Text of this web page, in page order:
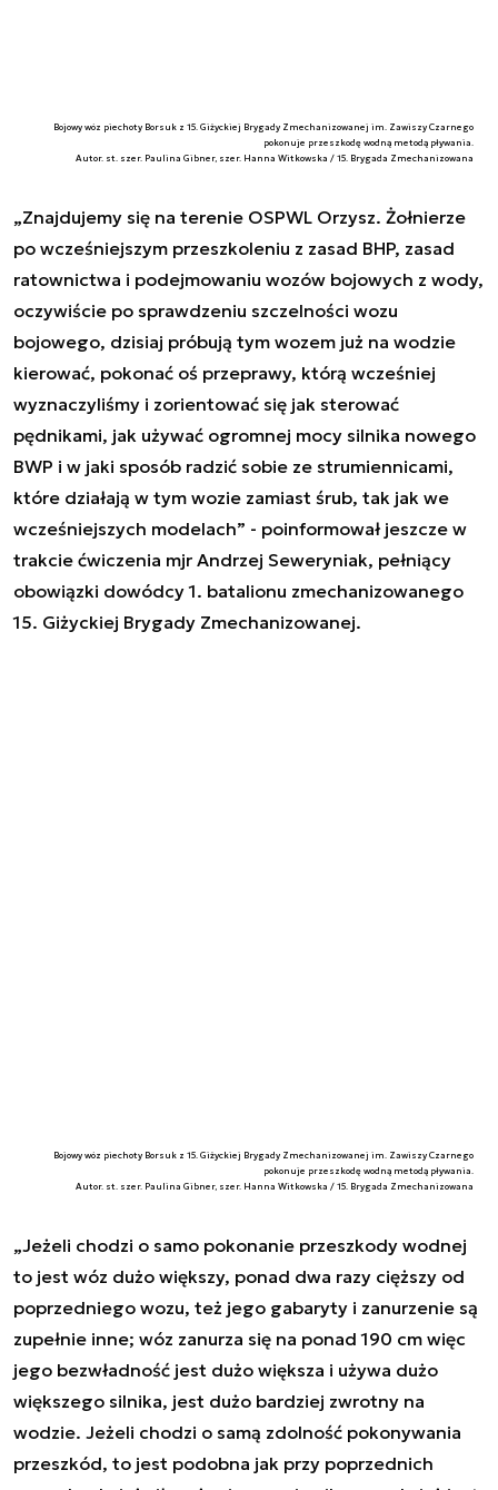
Bojowy wóz piechoty Borsuk z 15. Giżyckiej Brygady Zmechanizowanej im. Zawiszy Czarnego
pokonuje przeszkodę wodną metodą pływania.
Autor. st. szer. Paulina Gibner, szer. Hanna Witkowska / 15. Brygada Zmechanizowana
„Znajdujemy się na terenie OSPWL Orzysz. Żołnierze
po wcześniejszym przeszkoleniu z zasad BHP, zasad
ratownictwa i podejmowaniu wozów bojowych z wody,
oczywiście po sprawdzeniu szczelności wozu
bojowego, dzisiaj próbują tym wozem już na wodzie
kierować, pokonać oś przeprawy, którą wcześniej
wyznaczyliśmy i zorientować się jak sterować
pędnikami, jak używać ogromnej mocy silnika nowego
BWP i w jaki sposób radzić sobie ze strumiennicami,
które działają w tym wozie zamiast śrub, tak jak we
wcześniejszych modelach” - poinformował jeszcze w
trakcie ćwiczenia mjr Andrzej Seweryniak, pełniący
obowiązki dowódcy 1. batalionu zmechanizowanego
15. Giżyckiej Brygady Zmechanizowanej.
Bojowy wóz piechoty Borsuk z 15. Giżyckiej Brygady Zmechanizowanej im. Zawiszy Czarnego
pokonuje przeszkodę wodną metodą pływania.
Autor. st. szer. Paulina Gibner, szer. Hanna Witkowska / 15. Brygada Zmechanizowana
„Jeżeli chodzi o samo pokonanie przeszkody wodnej
to jest wóz dużo większy, ponad dwa razy cięższy od
poprzedniego wozu, też jego gabaryty i zanurzenie są
zupełnie inne; wóz zanurza się na ponad 190 cm więc
jego bezwładność jest dużo większa i używa dużo
większego silnika, jest dużo bardziej zwrotny na
wodzie. Jeżeli chodzi o samą zdolność pokonywania
przeszkód, to jest podobna jak przy poprzednich